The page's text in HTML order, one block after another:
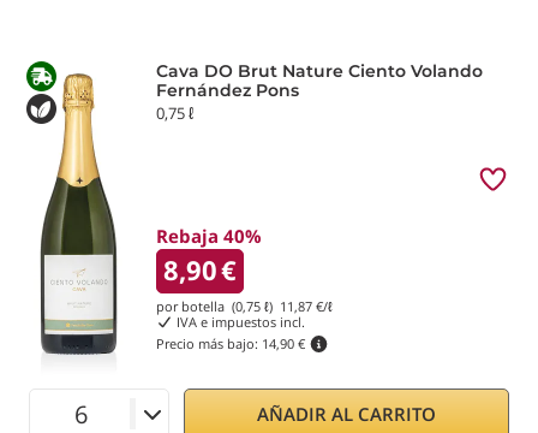
Cava DO Brut Nature Ciento Volando
Fernández Pons
0,75 ℓ
Rebaja 40%
8,90€
por botella (0,75 ℓ) 11,87 €/ℓ
IVA e impuestos incl.
Precio más bajo: 14,90 €
AÑADIR AL CARRITO